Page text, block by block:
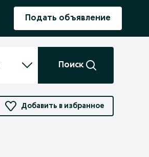
Подать объявление
Поиск
Добавить в избранное